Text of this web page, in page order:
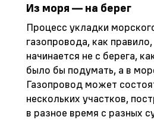
Из моря — на берег
Процесс укладки
газопровода, как правило,
начинается не с берега,
было бы подумать, а в
Газопровод может
нескольких участков,
в разное время с разных